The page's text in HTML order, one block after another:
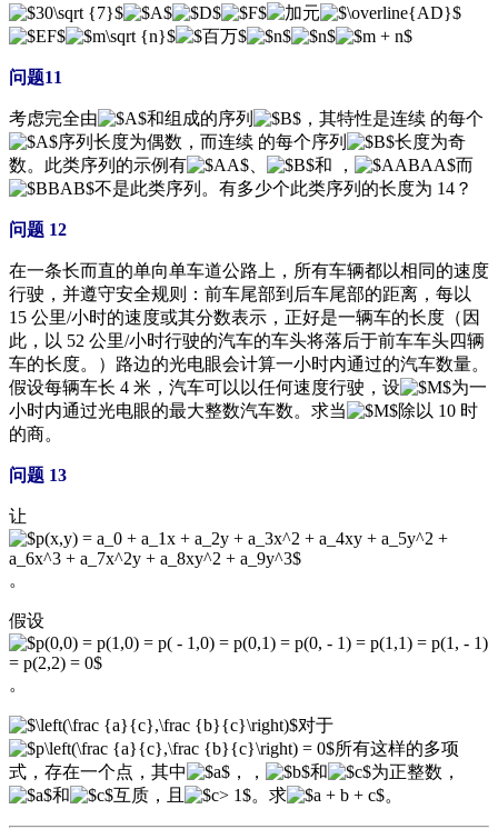
问题11
考虑完全由 和组成的序列
，其特性是连续 的每个
序列长度为偶数，而连续 的每个序列
长度为奇
数。此类序列的示例有
和 ，
而
不是此类序列。有多少个此类序列的长度为 14？
问题 12
在一条长而直的单向单车道公路上，所有车辆都以相同的速度
行驶，并遵守安全规则：前车尾部到后车尾部的距离，每以
15 公里/小时的速度或其分数表示，正好是一辆车的长度（因
此，以 52 公里/小时行驶的汽车的车头将落后于前车车头四辆
车的长度。）路边的光电眼会计算一小时内通过的汽车数量。
假设每辆车长 4 米，汽车可以以任何速度行驶，设
为一
小时内通过光电眼的最大整数汽车数。求当
除以 10 时
的商。
问题 13
让
。
假设
。
对于
所有这样的多项
式，存在一个点，其中
，， 和
为正整数，
和
互质，且 。求 。